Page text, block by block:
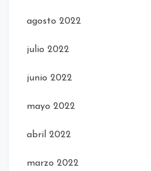
agosto 2022
julio 2022
junio 2022
mayo 2022
abril 2022
marzo 2022